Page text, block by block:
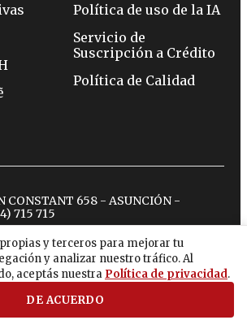
y terceros para mejorar tu
y analizar nuestro tráfico. Al
aceptás nuestra Política de privacidad.
DE ACUERDO
Política de uso de la IA
Servicio de
Suscripción a Crédito
Política de Calidad
CONSTANT 658 - ASUNCIÓN -
715 715
facebook
tiktokyoutubespotify